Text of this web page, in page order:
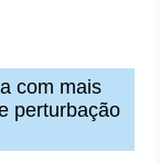
com mais
perturbação